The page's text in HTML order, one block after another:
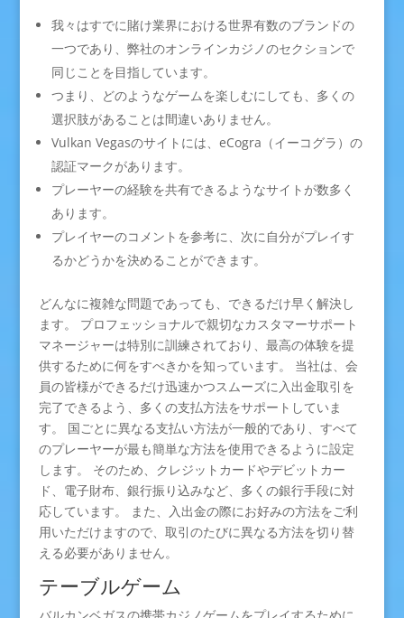
我々はすでに賭け業界における世界有数のブランドの
一つであり、弊社のオンラインカジノのセクションで
同じことを目指しています。
つまり、どのようなゲームを楽しむにしても、多くの
選択肢があることは間違いありません。
Vulkan Vegasのサイトには、eCogra（イーコグラ）の
認証マークがあります。
プレーヤーの経験を共有できるようなサイトが数多く
あります。
プレイヤーのコメントを参考に、次に自分がプレイす
るかどうかを決めることができます。
どんなに複雑な問題であっても、できるだけ早く解決し
ます。 プロフェッショナルで親切なカスタマーサポート
マネージャーは特別に訓練されており、最高の体験を提
供するために何をすべきかを知っています。 当社は、会
員の皆様ができるだけ迅速かつスムーズに入出金取引を
完了できるよう、多くの支払方法をサポートしていま
す。 国ごとに異なる支払い方法が一般的であり、すべて
のプレーヤーが最も簡単な方法を使用できるように設定
します。 そのため、クレジットカードやデビットカー
ド、電子財布、銀行振り込みなど、多くの銀行手段に対
応しています。 また、入出金の際にお好みの方法をご利
用いただけますので、取引のたびに異なる方法を切り替
える必要がありません。
テーブルゲーム